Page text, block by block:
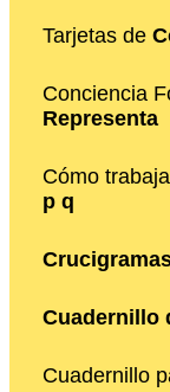
Tarjetas de
Conciencia
Representa
Cómo
p q
Cuadernillo
Cuadernillo